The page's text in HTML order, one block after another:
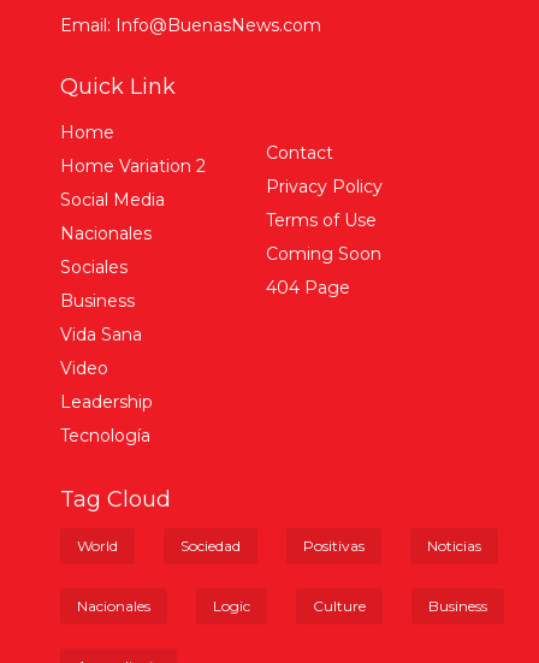
Email: Info@BuenasNews.com
Quick Link
Home
Home Variation 2
Social Media
Nacionales
Sociales
Business
Vida Sana
Video
Leadership
Tecnología
Contact
Privacy Policy
Terms of Use
Coming Soon
404 Page
Tag Cloud
World Sociedad Positivas Noticias
Nacionales Logic Culture Business